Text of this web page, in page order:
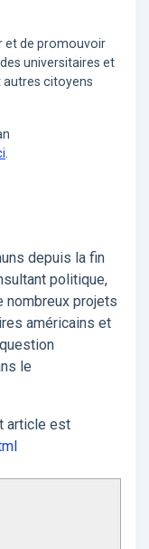
et de promouvoir
universitaires et
autres citoyens
.
depuis la fin
politique,
nombreux projets
américains et
le
article est